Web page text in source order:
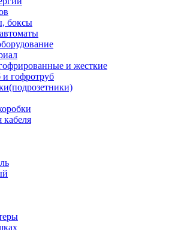
боксы
и жесткие
и гофротруб